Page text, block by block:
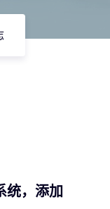
统，添加